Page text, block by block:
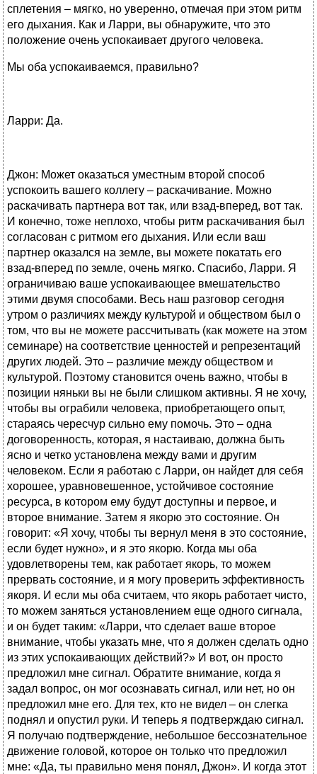
сплетения – мягко, но уверенно, отмечая при этом ритм
его дыхания. Как и Ларри, вы обнаружите, что это
положение очень успокаивает другого человека.
Мы оба успокаиваемся, правильно?
Ларри: Да.
Джон: Может оказаться уместным второй способ
успокоить вашего коллегу – раскачивание. Можно
раскачивать партнера вот так, или взад-вперед, вот так.
И конечно, тоже неплохо, чтобы ритм раскачивания был
согласован с ритмом его дыхания. Или если ваш
партнер оказался на земле, вы можете покатать его
взад-вперед по земле, очень мягко. Спасибо, Ларри. Я
ограничиваю ваше успокаивающее вмешательство
этими двумя способами. Весь наш разговор сегодня
утром о различиях между культурой и обществом был о
том, что вы не можете рассчитывать (как можете на этом
семинаре) на соответствие ценностей и репрезентаций
других людей. Это – различие между обществом и
культурой. Поэтому становится очень важно, чтобы в
позиции няньки вы не были слишком активны. Я не хочу,
чтобы вы ограбили человека, приобретающего опыт,
стараясь чересчур сильно ему помочь. Это – одна
договоренность, которая, я настаиваю, должна быть
ясно и четко установлена между вами и другим
человеком. Если я работаю с Ларри, он найдет для себя
хорошее, уравновешенное, устойчивое состояние
ресурса, в котором ему будут доступны и первое, и
второе внимание. Затем я якорю это состояние. Он
говорит: «Я хочу, чтобы ты вернул меня в это состояние,
если будет нужно», и я это якорю. Когда мы оба
удовлетворены тем, как работает якорь, то можем
прервать состояние, и я могу проверить эффективность
якоря. И если мы оба считаем, что якорь работает чисто,
то можем заняться установлением еще одного сигнала,
и он будет таким: «Ларри, что сделает ваше второе
внимание, чтобы указать мне, что я должен сделать одно
из этих успокаивающих действий?» И вот, он просто
предложил мне сигнал. Обратите внимание, когда я
задал вопрос, он мог осознавать сигнал, или нет, но он
предложил мне его. Для тех, кто не видел – он слегка
поднял и опустил руки. И теперь я подтверждаю сигнал.
Я получаю подтверждение, небольшое бессознательное
движение головой, которое он только что предложил
мне: «Да, ты правильно меня понял, Джон». И когда этот